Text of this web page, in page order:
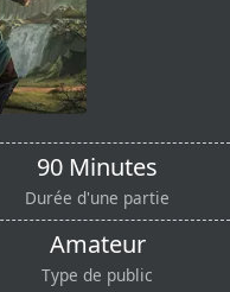
90 Minutes
Durée d'une partie
Amateur
Type de public